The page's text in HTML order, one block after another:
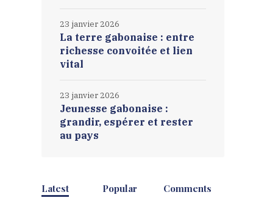
La terre gabonaise : entre
richesse convoitée et lien
vital
23 janvier 2026
Jeunesse gabonaise :
grandir, espérer et rester
au pays
23 janvier 2026
Latest Popular Comments